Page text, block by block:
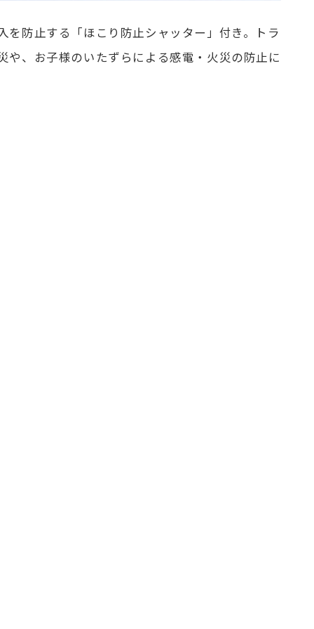
を防止する「ほこり防止シャッター」付き。トラ
や、お子様のいたずらによる感電・火災の防止に